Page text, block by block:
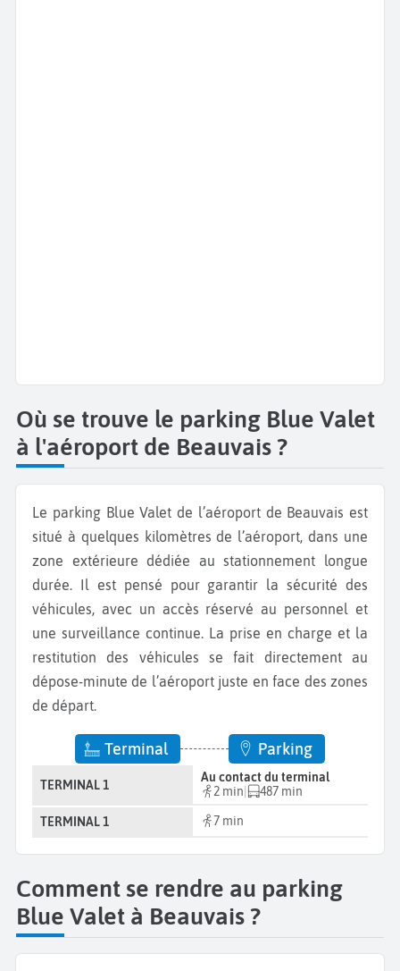
Où se trouve le parking Blue Valet
à l'aéroport de Beauvais ?
Le parking Blue Valet de l’aéroport de Beauvais est
situé à quelques kilomètres de l’aéroport, dans une
zone extérieure dédiée au stationnement longue
durée. Il est pensé pour garantir la sécurité des
véhicules, avec un accès réservé au personnel et
une surveillance continue. La prise en charge et la
restitution des véhicules se fait directement au
dépose-minute de l’aéroport juste en face des zones
de départ.
Terminal Parking
TERMINAL 1
Au contact du terminal
2 min
487 min
TERMINAL 1 7 min
Comment se rendre au parking
Blue Valet à Beauvais ?